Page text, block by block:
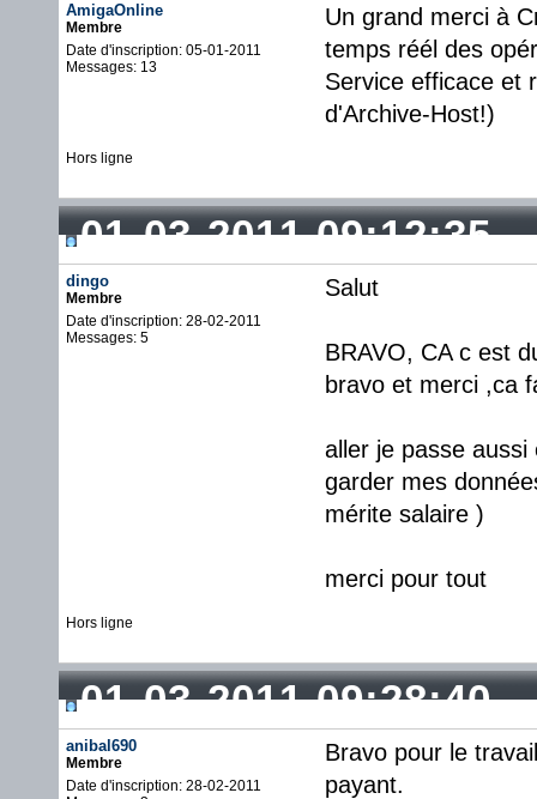
AmigaOnline
Membre
Date d'inscription: 05-01-2011
Messages: 13
Un grand merci à
temps réél des
Service efficace et
d'Archive-Host!)
Hors ligne
01-03-2011 09:12:35
dingo
Membre
Date d'inscription: 28-02-2011
Messages: 5
Salut
BRAVO, CA c est
bravo et merci ,ca
aller je passe
garder mes
mérite salaire )
merci pour tout
Hors ligne
01-03-2011 09:28:40
anibal690
Membre
Date d'inscription: 28-02-2011
Bravo pour le
payant.